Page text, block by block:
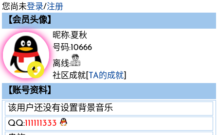
您尚未登录/注册
【会员头像】
昵称:夏秋
号码:10666
离线:
社区成就[
TA的成就
【账号资料】
该用户还没有设置背景音乐
QQ:111111333